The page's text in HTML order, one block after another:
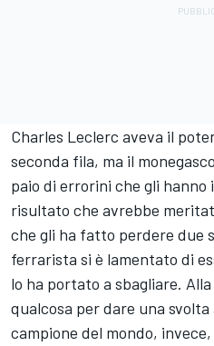
Charles Leclerc aveva il
seconda fila, ma il
paio di errorini che gli
risultato che avrebbe
che gli ha fatto perdere due
ferrarista si è lamentato di
lo ha portato a sbagliare.
qualcosa per dare una
campione del mondo,